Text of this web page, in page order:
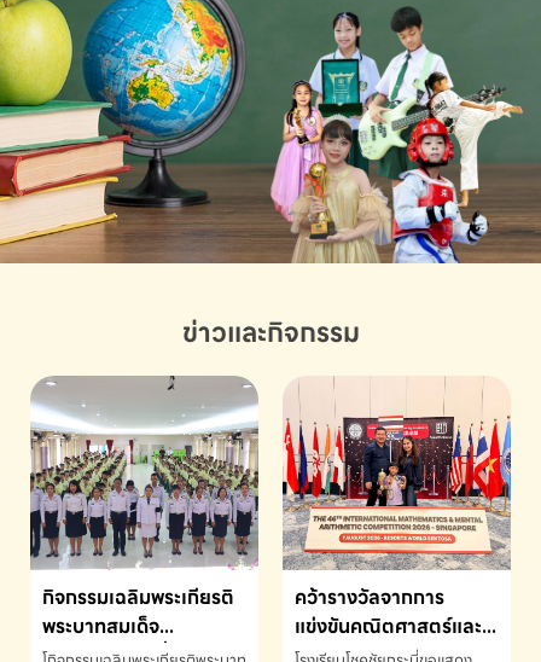
ข่าวและกิจกรรม
กิจกรรมเฉลิมพระเกียรติ
พระบาทสมเด็จ
พระเจ้าอยู่หัว เนื่องใน
คว้ารางวัลจากการ
แข่งขันคณิตศาสตร์และ
คณิตคิดเร็วนานาชาติ